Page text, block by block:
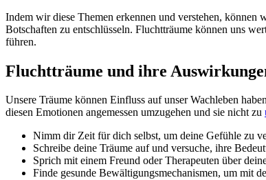
Indem wir diese Themen erkennen und verstehen,
Botschaften zu entschlüsseln. Fluchtträume können uns
führen.
Fluchtträume und ihre
Unsere Träume können Einfluss auf unser Wachleben
diesen Emotionen angemessen umzugehen und sie nicht zu
Nimm dir Zeit für dich selbst, um deine Gefühle zu
Schreibe deine Träume auf und versuche, ihre
Sprich mit einem Freund oder Therapeuten über
Finde gesunde Bewältigungsmechanismen, um mit